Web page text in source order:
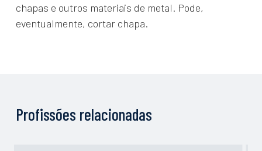
chapas e outros materiais de metal. Pode,
eventualmente, cortar chapa.
Profissões relacionadas